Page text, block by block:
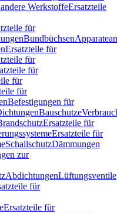
WerkstoffeErsatzteile
für
Bundbüchsen
Ersatzteile für
für
für
für
für
Befestigungen für
Bauschutze
Ersatzteile für
Ersatzteile für
SchallschutzDämmungen
zur
AbdichtungenLüftungsventile
für
Ersatzteile für